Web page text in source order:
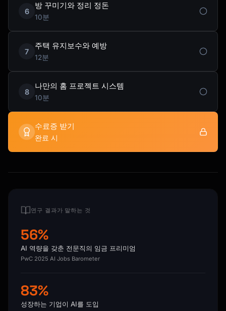
6
방 꾸미기와 정리 정돈
10분
7
주택 유지보수와 예방
12분
8
나만의 홈 프로젝트 시스템
10분
수료증 받기
완료 시
연구 결과가 말하는 것
56%
AI 역량을 갖춘 전문직의 임금 프리미엄
PwC 2025 AI Jobs Barometer
83%
성장하는 기업이 AI를 도입